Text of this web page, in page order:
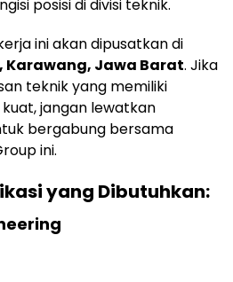
posisi di divisi teknik.
ini akan dipusatkan di
Karawang, Jawa Barat. Jika
teknik yang memiliki
jangan lewatkan
bergabung bersama
ini.
yang Dibutuhkan: